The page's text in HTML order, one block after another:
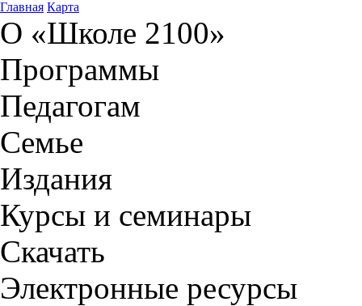
Главная Карта
О «Школе 2100»
Программы
Педагогам
Семье
Издания
Курсы и семинары
Скачать
Электронные ресурсы